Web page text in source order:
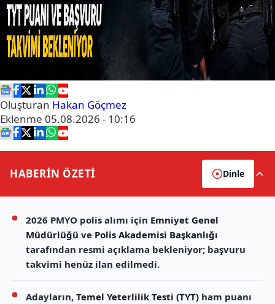
Oluşturan Hakan Göçmez
Eklenme 05.08.2026 - 10:16
HABERİN ÖZETİ Dinle
2026 PMYO polis alımı için Emniyet Genel
Müdürlüğü ve Polis Akademisi Başkanlığı
tarafından resmi açıklama bekleniyor; başvuru
takvimi henüz ilan edilmedi.
Adayların, Temel Yeterlilik Testi (TYT) ham puanı